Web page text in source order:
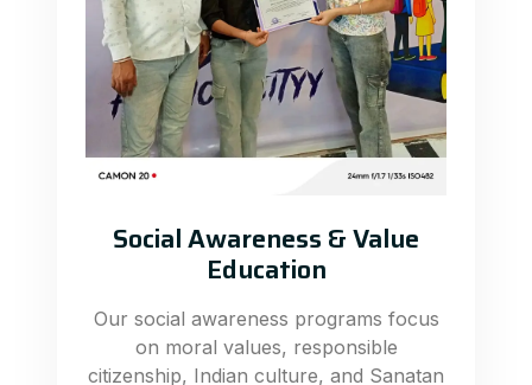
Social Awareness & Value
Education
Our social awareness programs focus
on moral values, responsible
citizenship, Indian culture, and Sanatan